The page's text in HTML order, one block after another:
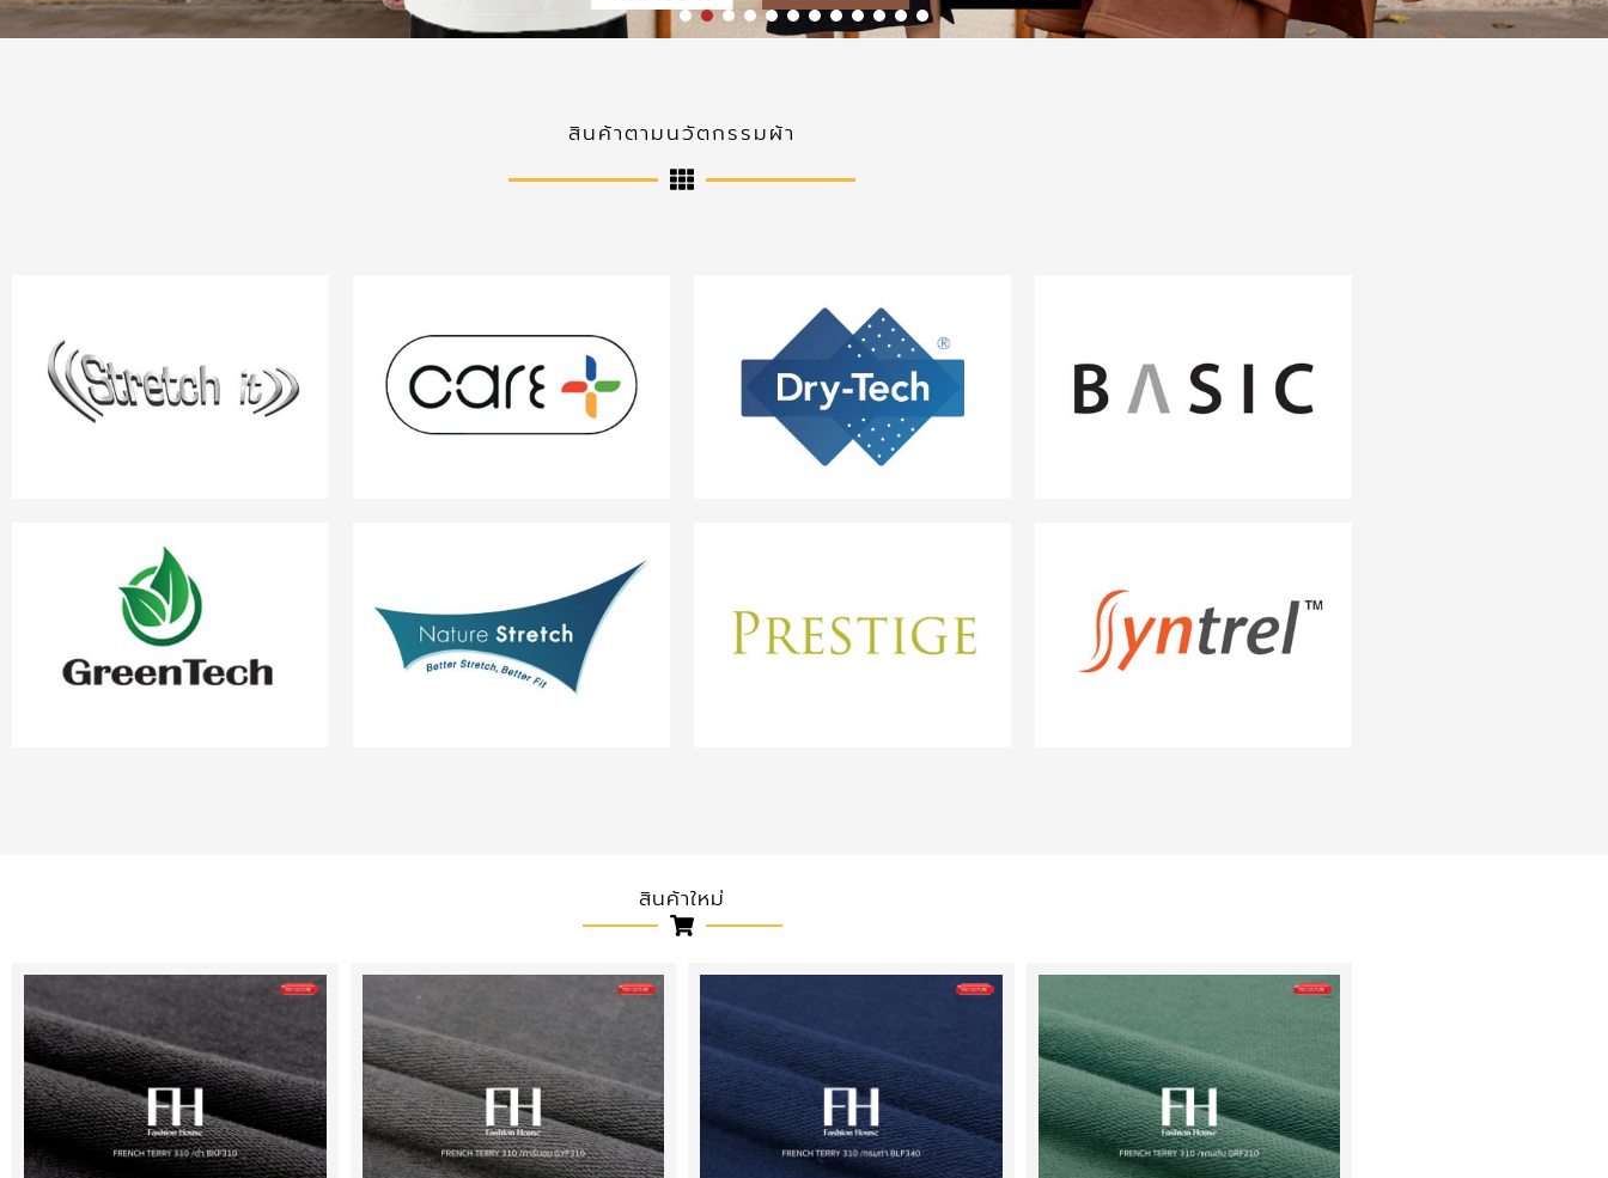
สินค้าตามนวัตกรรมผ้า
สินค้าใหม่